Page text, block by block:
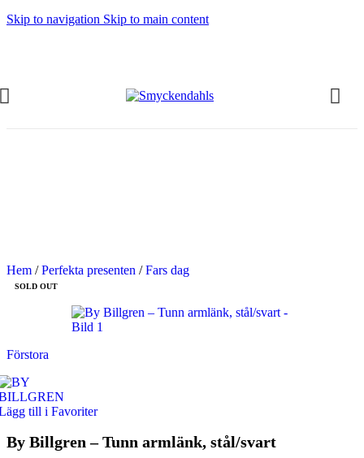
Skip to navigation Skip to main content
Hem / Perfekta presenten / Fars dag
SOLD OUT
Förstora
till i Favoriter
By Billgren – Tunn armlänk, stål/svart